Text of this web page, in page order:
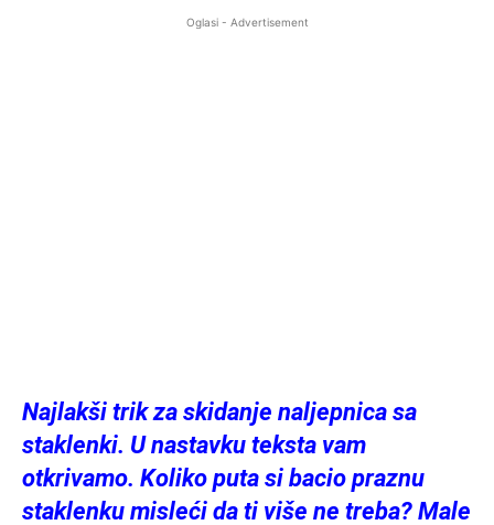
Oglasi - Advertisement
Najlakši trik za skidanje naljepnica sa
staklenki. U nastavku teksta vam
otkrivamo. Koliko puta si bacio praznu
staklenku misleći da ti više ne treba? Male